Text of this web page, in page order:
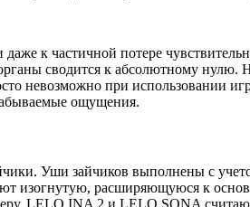
к частичной потере
сводится к абсолютному нулю.
невозможно при использовании
ощущения.
Уши зайчиков выполнены с
изогнутую, расширяющуюся к
LELO INA 2 и LELO SONA